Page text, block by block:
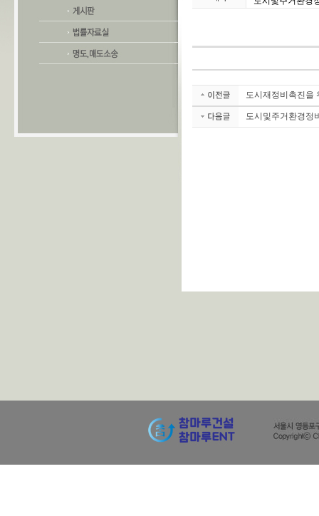
도시재정비촉진을
도시및주거환경정